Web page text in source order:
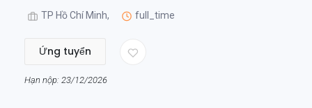
TP Hồ Chí Minh, full_time
Ứng tuyển
Hạn nộp: 23/12/2026